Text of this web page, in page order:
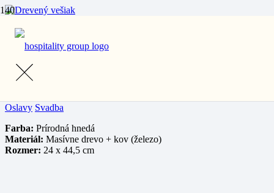
Drevený vešiak
Oslavy Svadba
Farba: Prírodná hnedá
Materiál: Masívne drevo + kov (železo)
Rozmer: 24 x 44,5 cm